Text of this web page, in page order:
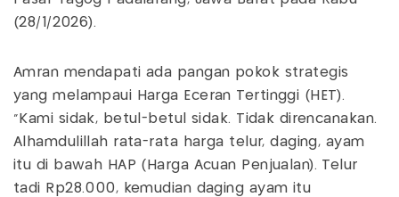
(28/1/2026).
Amran mendapati ada pangan pokok strategis
yang melampaui Harga Eceran Tertinggi (HET).
"Kami sidak, betul-betul sidak. Tidak direncanakan.
Alhamdulillah rata-rata harga telur, daging, ayam
itu di bawah HAP (Harga Acuan Penjualan). Telur
tadi Rp28.000, kemudian daging ayam itu